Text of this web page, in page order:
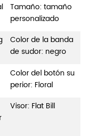
Tamaño: tamaño
personalizado
Color de la banda
de sudor: negro
Color del botón su
perior: Floral
Visor: Flat Bill